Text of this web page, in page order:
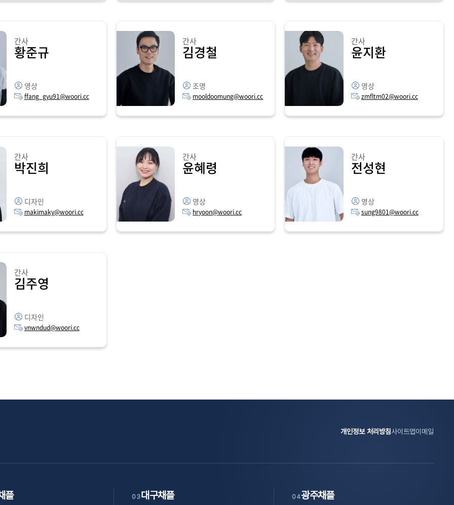
간사
황준규
영상
ffang_gyu91@woori.cc
간사
김경철
조명
mooldoomung@woori.cc
간사
윤지환
영상
zmfltm02@woori.cc
간사
박진희
디자인
makimaky@woori.cc
간사
윤혜령
영상
hryoon@woori.cc
간사
전성현
영상
sung9801@woori.cc
간사
김주영
디자인
vnwndud@woori.cc
개인정보 처리방침사이트맵이메일
플 03대구채플 04광주채플